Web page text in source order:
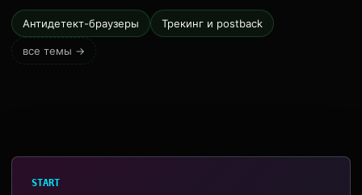
Антидетект-браузеры Трекинг и postback
все темы →
START